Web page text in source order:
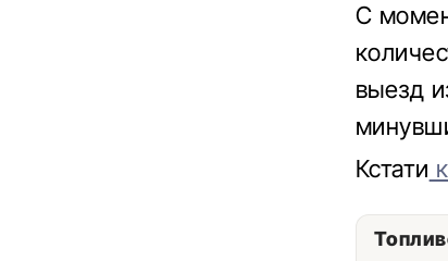
С
выезд
Кстати